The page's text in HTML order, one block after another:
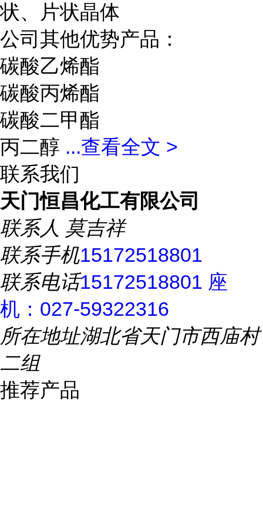
状、片状晶体
公司其他优势产品：
碳酸乙烯酯
碳酸丙烯酯
碳酸二甲酯
丙二醇 ...查看全文 >
联系我们
天门恒昌化工有限公司
联系人 莫吉祥
联系手机15172518801
联系电话15172518801 座
机：027-59322316
所在地址湖北省天门市西庙村
二组
推荐产品